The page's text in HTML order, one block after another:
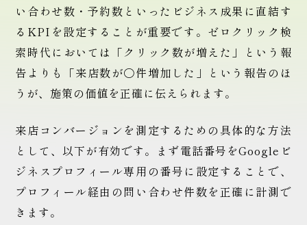
い合わせ数・予約数といったビジネス成果に直結す
るKPIを設定することが重要です。ゼロクリック検
索時代においては「クリック数が増えた」という報
告よりも「来店数が〇件増加した」という報告のほ
うが、施策の価値を正確に伝えられます。
来店コンバージョンを測定するための具体的な方法
として、以下が有効です。まず電話番号をGoogleビ
ジネスプロフィール専用の番号に設定することで、
プロフィール経由の問い合わせ件数を正確に計測で
きます。